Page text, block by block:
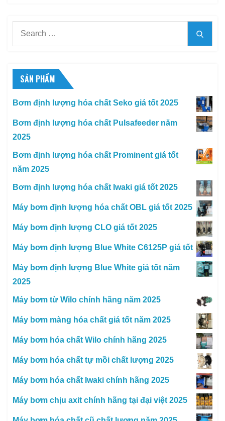
SẢN PHẨM
Bơm định lượng hóa chất Seko giá tốt 2025
Bơm định lượng hóa chất Pulsafeeder năm
2025
Bơm định lượng hóa chất Prominent giá tốt
năm 2025
Bơm định lượng hóa chất Iwaki giá tốt 2025
Máy bơm định lượng hóa chất OBL giá tốt 2025
Máy bơm định lượng CLO giá tốt 2025
Máy bơm định lượng Blue White C6125P giá tốt
Máy bơm định lượng Blue White giá tốt năm
2025
Máy bơm từ Wilo chính hãng năm 2025
Máy bơm màng hóa chất giá tốt năm 2025
Máy bơm hóa chất Wilo chính hãng 2025
Máy bơm hóa chất tự mồi chất lượng 2025
Máy bơm hóa chất Iwaki chính hãng 2025
Máy bơm chịu axit chính hãng tại đại việt 2025